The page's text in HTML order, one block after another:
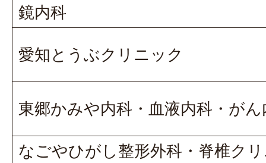
鏡内科
愛知とうぶクリニック
東郷かみや内科・血液内科・がん
なごやひがし整形外科・脊椎ク